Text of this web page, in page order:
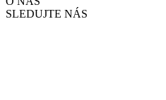
SLEDUJTE NÁS